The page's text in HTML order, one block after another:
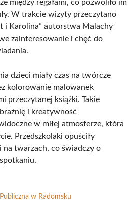
między regałami, co pozwoliło im
W trakcie wizyty przeczytano
i Karolina” autorstwa Malachy
zainteresowanie i chęć do
dzieci miały czas na twórcze
kolorowanie malowanek
przeczytanej książki. Takie
i kreatywność
w miłej atmosferze, która
Przedszkolaki opuściły
na twarzach, co świadczy o
w Radomsku